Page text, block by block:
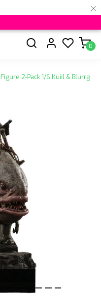
×
0
2-Pack 1/6 Kuiil & Blurrg